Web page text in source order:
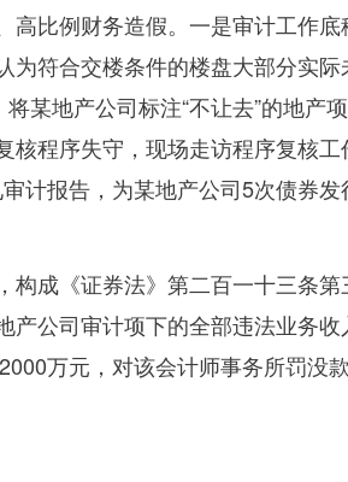
比例财务造假。一是审计工作
符合交楼条件的楼盘大部分实
某地产公司标注“不让去”的地
程序失守，现场走访程序复核
计报告，为某地产公司5次债券
成《证券法》第二百一十三条
公司审计项下的全部违法业务收
2000万元，对该会计师事务所罚没